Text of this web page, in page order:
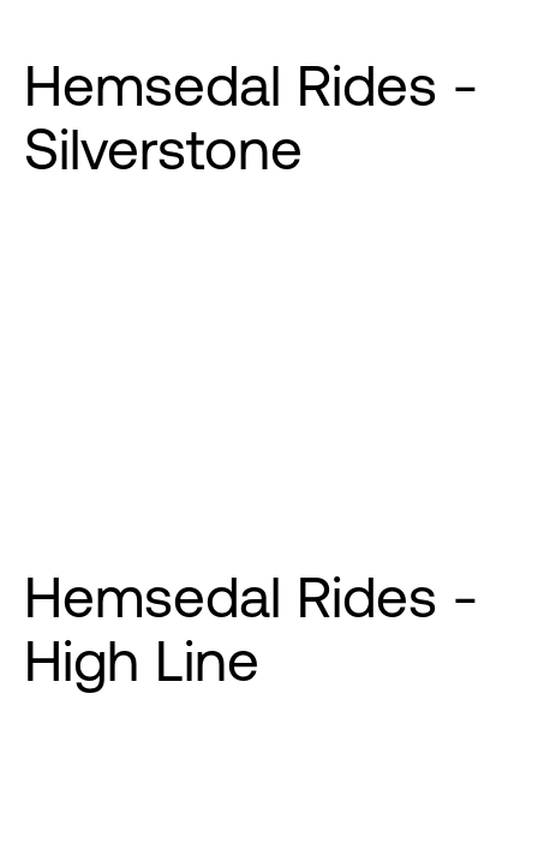
Hemsedal Rides -
Silverstone
Hemsedal Rides -
High Line